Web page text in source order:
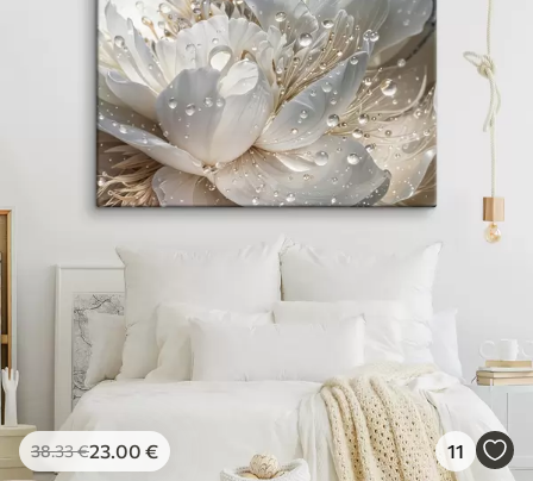
38.33€23.00 € 11